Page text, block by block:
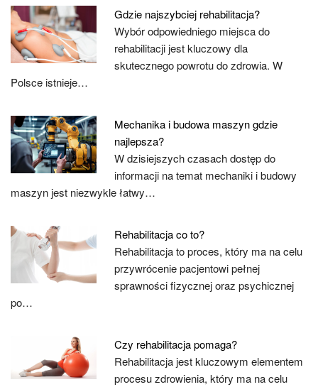
Gdzie najszybciej rehabilitacja?
Wybór odpowiedniego miejsca do
rehabilitacji jest kluczowy dla
skutecznego powrotu do zdrowia. W
Polsce istnieje…
Mechanika i budowa maszyn gdzie
najlepsza?
W dzisiejszych czasach dostęp do
informacji na temat mechaniki i budowy
maszyn jest niezwykle łatwy…
Rehabilitacja co to?
Rehabilitacja to proces, który ma na celu
przywrócenie pacjentowi pełnej
sprawności fizycznej oraz psychicznej
po…
Czy rehabilitacja pomaga?
Rehabilitacja jest kluczowym elementem
procesu zdrowienia, który ma na celu